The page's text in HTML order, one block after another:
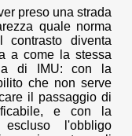
preso una strada
quale norma
contrasto diventa
a come la stessa
di IMU: con la
che non serve
il passaggio di
e con la
l'obbligo